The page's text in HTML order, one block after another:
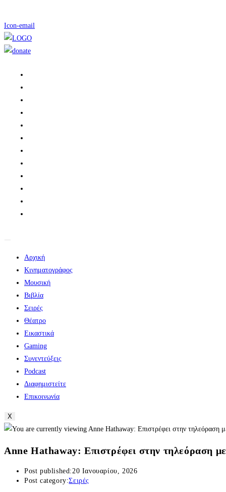
Icon-email
Αρχική
Κινηματογράφος
Μουσική
Βιβλία
Σειρές
Θέατρο
Εικαστικά
Gaming
Συνεντεύξεις
Podcast
Διαφημιστείτε
Επικοινωνία
X
Anne Hathaway: Επιστρέφει στην τηλεόραση με
Post published: 20 Ιανουαρίου, 2026
Post category:Σειρές